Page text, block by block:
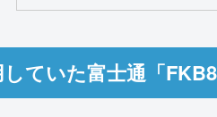
ていた富士通「